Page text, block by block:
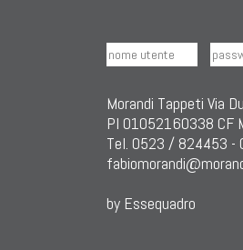
Morandi Tappeti Via
PI 01052160338 CF
Tel. 0523 / 824453
by Essequadro